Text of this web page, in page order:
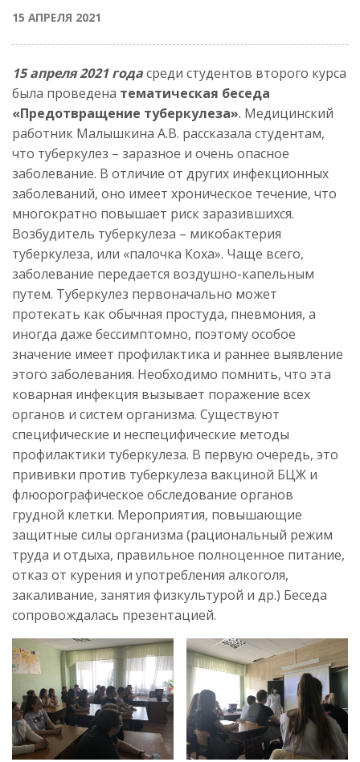
15 АПРЕЛЯ 2021
15 апреля 2021 годасреди студентов второго курса
была проведена тематическая беседа
«Предотвращение туберкулеза». Медицинский
работник Малышкина А.В. рассказала студентам,
что туберкулез – заразное и очень опасное
заболевание. В отличие от других инфекционных
заболеваний, оно имеет хроническое течение, что
многократно повышает риск заразившихся.
Возбудитель туберкулеза – микобактерия
туберкулеза, или «палочка Коха». Чаще всего,
заболевание передается воздушно-капельным
путем. Туберкулез первоначально может
протекать как обычная простуда, пневмония, а
иногда даже бессимптомно, поэтому особое
значение имеет профилактика и раннее выявление
этого заболевания. Необходимо помнить, что эта
коварная инфекция вызывает поражение всех
органов и систем организма. Существуют
специфические и неспецифические методы
профилактики туберкулеза. В первую очередь, это
прививки против туберкулеза вакциной БЦЖ и
флюорографическое обследование органов
грудной клетки. Мероприятия, повышающие
защитные силы организма (рациональный режим
труда и отдыха, правильное полноценное питание,
отказ от курения и употребления алкоголя,
закаливание, занятия физкультурой и др.) Беседа
сопровождалась презентацией.